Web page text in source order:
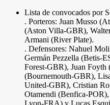
Lista de convocados por
. Porteros: Juan Musso
(Aston Villa-GBR),
Armani (River Plate).
. Defensores: Nahuel
Germán Pezzella (Betis-
Forest-GBR), Juan Foyth
(Bournemouth-GBR),
United-GBR), Cristian
Otamendi (Benfica-
Lyon-FRA) y Lucas